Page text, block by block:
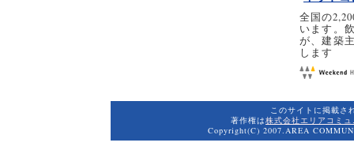
全国の
います。
が、建築
します
このサイトに掲載さ
著作権は株式会社エリアコミ
Copyright(C) 2007.AREA